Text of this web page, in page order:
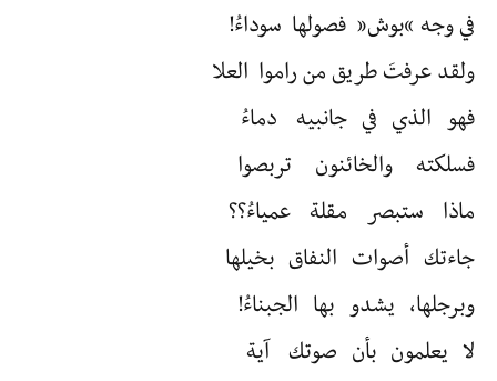
في وجه “بوش” فصولها سوداءُ!
ولقد عرفتَ طريق من راموا العلا
فهو الذي في جانبيه دماءُ
فسلكته والخائنون تربصوا
ماذا ستبصر مقلة عمياءُ؟؟
جاءتك أصوات النفاق بخيلها
وبرجلها، يشدو بها الجبناءُ!
لا يعلمون بأن صوتك آية